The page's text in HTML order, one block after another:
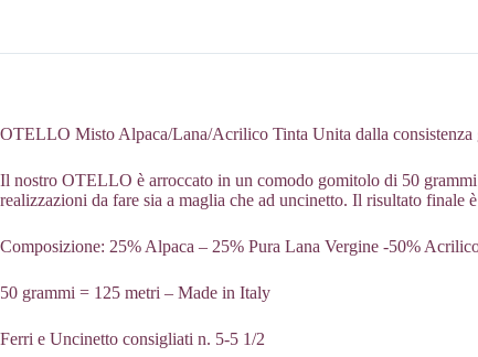
OTELLO Misto Alpaca/Lana/Acrilico Tinta Unita dalla consistenza
Il nostro OTELLO è arroccato in un comodo gomitolo di 50
realizzazioni da fare sia a maglia che ad uncinetto. Il risultato
Composizione: 25% Alpaca – 25% Pura Lana Vergine -50%
50 grammi = 125 metri – Made in Italy
Ferri e Uncinetto consigliati n. 5-5 1/2